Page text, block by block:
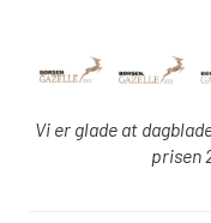
Vi er glade at
prisen